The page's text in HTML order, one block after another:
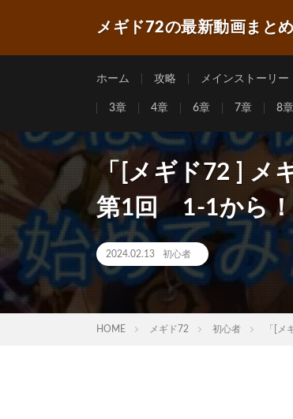
メギド72の最新動画まとめ
ホーム 攻略 メインストーリー
3章 4章 6章 7章 8章
「[メギド72 ] メ
第1回 1-1から！
2024.02.13 初心者
HOME メギド72 初心者 「[メ